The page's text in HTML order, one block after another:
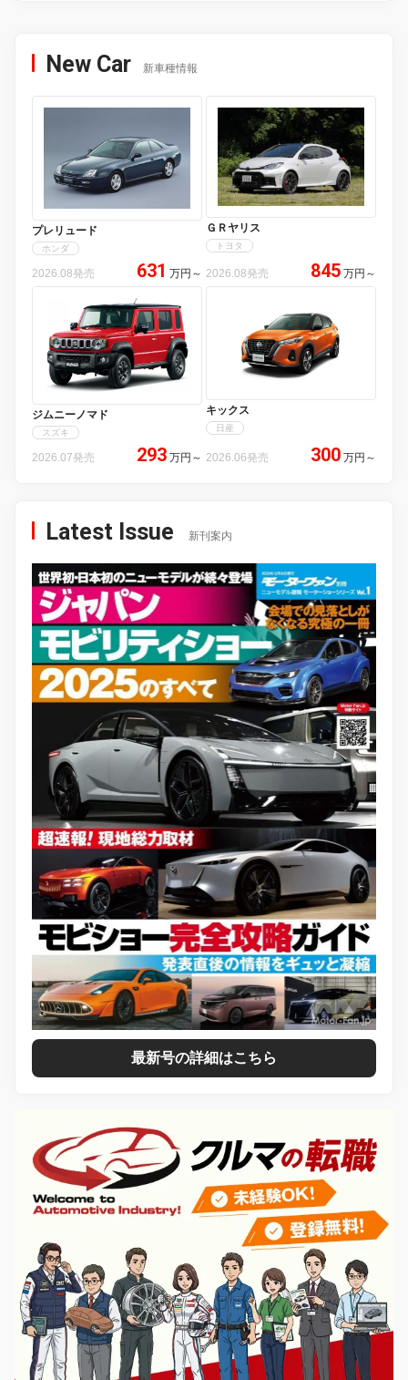
New Car 新車種情報
プレリュード
ホンダ
2026.08発売 631 万円 ～
ＧＲヤリス
トヨタ
2026.08発売 845 万円 ～
ジムニーノマド
スズキ
2026.07発売 293 万円 ～
キックス
日産
2026.06発売 300 万円 ～
Latest Issue 新刊案内
最新号の詳細はこちら